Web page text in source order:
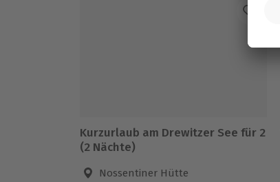
Kurzurlaub am Drewitzer See für 2
(2 Nächte)
Nossentiner Hütte